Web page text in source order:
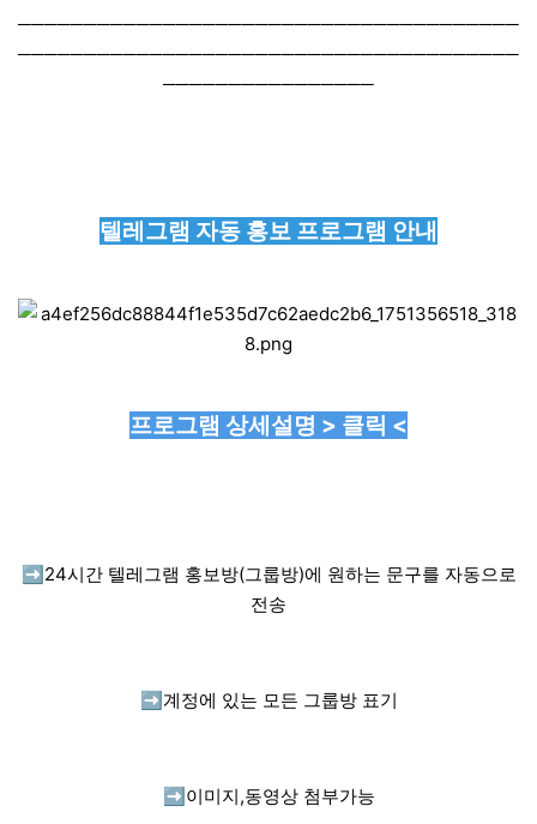
──────────────────────────────────────
──────────────────────────────────────
────────────────
텔레그램 자동 홍보 프로그램 안내
프로그램 상세설명 > 클릭 <
➡️ 24시간 텔레그램 홍보방(그룹방)에 원하는 문구를 자동으로
전송
➡️ 계정에 있는 모든 그룹방 표기
➡️ 이미지,동영상 첨부가능